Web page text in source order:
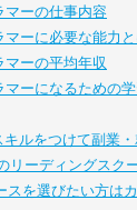
マーの仕事内容
マーに必要な能力と
マーの平均年収
マーになるための
キルをつけて副業
リーディングスク
スを選びたい方は